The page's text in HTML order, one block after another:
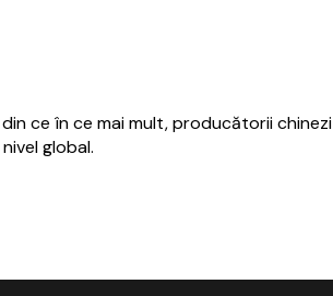
ce în ce mai mult, producătorii chinezi
global.